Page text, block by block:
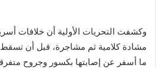
وكشفت التحريات الأولية أن خلافات
مشادة كلامية ثم مشاجرة، قبل أن تسقط
ما أسفر عن إصابتها بكسور وجروح